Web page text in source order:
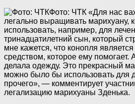
Фото: ЧТК «Для нас
легально выращивать марихуану,
использовать, например, для
тринадцатилетний сын, который
мне кажется, что конопля
средством, которое ему
делала одежду. Это прекрасный
можно было бы использовать для
прочего», — комментирует
легализацию марихуаны Зденька.